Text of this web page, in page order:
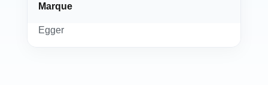
Marque
Egger